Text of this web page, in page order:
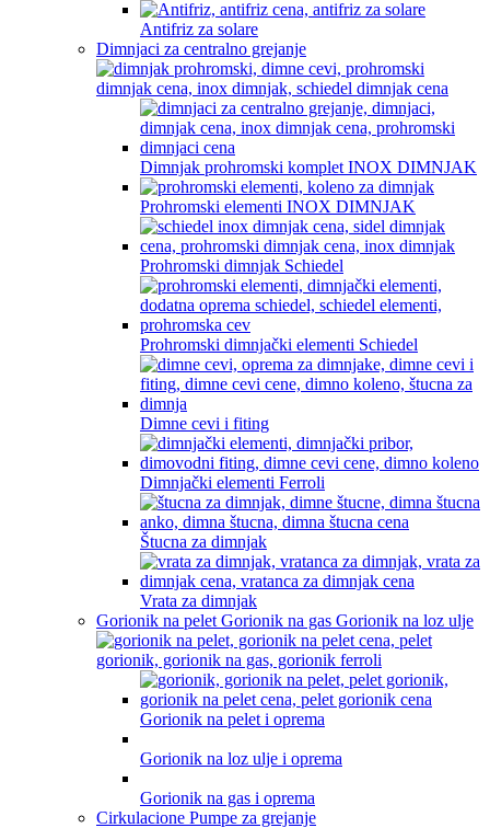
Antifriz za solare
Dimnjaci za centralno grejanje
Dimnjak prohromski komplet INOX DIMNJAK
Prohromski elementi INOX DIMNJAK
Prohromski dimnjak Schiedel
Prohromski dimnjački elementi Schiedel
Dimne cevi i fiting
Dimnjački elementi Ferroli
Štucna za dimnjak
Vrata za dimnjak
Gorionik na pelet Gorionik na gas Gorionik na loz ulje
Gorionik na pelet i oprema
Gorionik na loz ulje i oprema
Gorionik na gas i oprema
Cirkulacione Pumpe za grejanje